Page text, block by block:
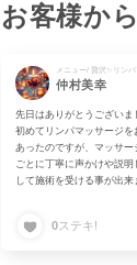
お客様か
仲村美幸
先日はありがとうございま
初めてリンパマッサージを
あったのですが、マッサ
ごとに丁寧に声かけや説
して施術を受ける事が出来
した。
0ステキ!